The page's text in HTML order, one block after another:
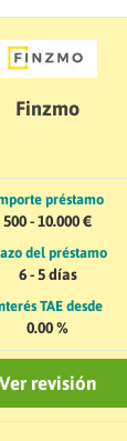
Finzmo
préstamo
500 - 10.000 €
del préstamo
6 - 5 días
TAE desde
0.00 %
Ver revisión